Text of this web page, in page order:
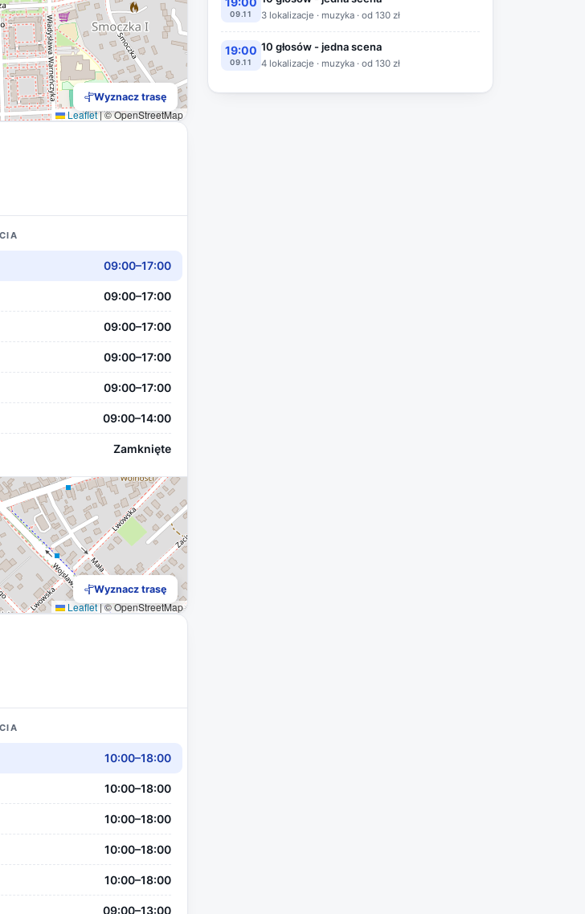
Leaflet|© OpenStreetMap
Wyznacz trasę
09:00–17:00
09:00–17:00
09:00–17:00
09:00–17:00
09:00–17:00
09:00–14:00
Zamknięte
Leaflet|© OpenStreetMap
Wyznacz trasę
10:00–18:00
10:00–18:00
10:00–18:00
10:00–18:00
10:00–18:00
09:00–13:00
09.11 3 lokalizacje · muzyka · od 130 zł
19:00
09.11
10 głosów - jedna scena
4 lokalizacje · muzyka · od 130 zł